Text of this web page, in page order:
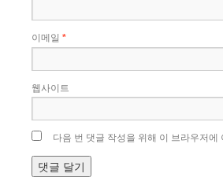
이메일 *
웹사이트
다음 번 댓글 작성을 위해 이 브라우저